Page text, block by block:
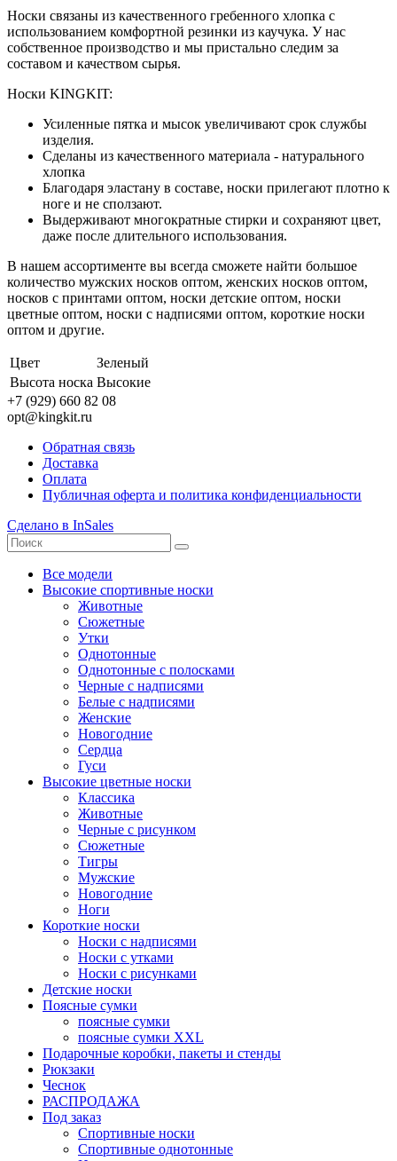
Носки связаны из качественного гребенного хлопка с
использованием комфортной резинки из каучука. У нас
собственное производство и мы пристально следим за
составом и качеством сырья.
Носки KINGKIT:
Усиленные пятка и мысок увеличивают срок службы
изделия.
Сделаны из качественного материала - натурального
хлопка
Благодаря эластану в составе, носки прилегают плотно к
ноге и не сползают.
Выдерживают многократные стирки и сохраняют цвет,
даже после длительного использования.
В нашем ассортименте вы всегда сможете найти большое
количество мужских носков оптом, женских носков оптом,
носков с принтами оптом, носки детские оптом, носки
цветные оптом, носки с надписями оптом, короткие носки
оптом и другие.
Цвет
Зеленый
Высота носка Высокие
+7 (929) 660 82 08
opt@kingkit.ru
Обратная связь
Доставка
Оплата
Публичная оферта и политика конфиденциальности
Сделано в InSales
Все модели
Высокие спортивные носки
Животные
Сюжетные
Утки
Однотонные
Однотонные с полосками
Черные с надписями
Белые с надписями
Женские
Новогодние
Сердца
Гуси
Высокие цветные носки
Классика
Животные
Черные с рисунком
Сюжетные
Тигры
Мужские
Новогодние
Ноги
Короткие носки
Носки с надписями
Носки с утками
Носки с рисунками
Детские носки
Поясные сумки
поясные сумки
поясные сумки XXL
Подарочные коробки, пакеты и стенды
Рюкзаки
Чеснок
РАСПРОДАЖА
Под заказ
Спортивные носки
Спортивные однотонные